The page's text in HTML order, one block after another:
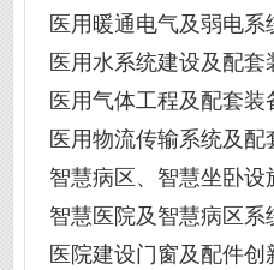
医用暖通电气及弱电系
医用水系统建设及配套
医用气体工程及配套装
医用物流传输系统及配
智慧病区、智慧坐卧
智慧医院及智慧病区系
医院建设门窗及配件创